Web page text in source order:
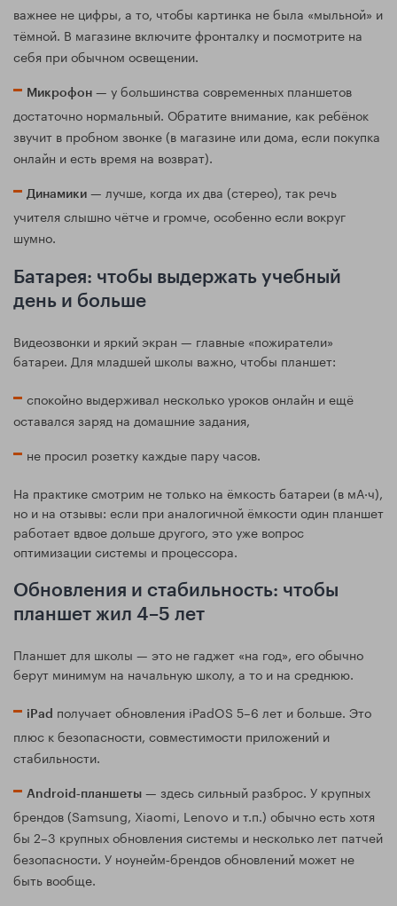
важнее не цифры, а то, чтобы картинка не была «мыльной» и
тёмной. В магазине включите фронталку и посмотрите на
себя при обычном освещении.
Микрофон — у большинства современных планшетов
достаточно нормальный. Обратите внимание, как ребёнок
звучит в пробном звонке (в магазине или дома, если покупка
онлайн и есть время на возврат).
Динамики — лучше, когда их два (стерео), так речь
учителя слышно чётче и громче, особенно если вокруг
шумно.
Батарея: чтобы выдержать учебный
день и больше
Видеозвонки и яркий экран — главные «пожиратели»
батареи. Для младшей школы важно, чтобы планшет:
спокойно выдерживал несколько уроков онлайн и ещё
оставался заряд на домашние задания,
не просил розетку каждые пару часов.
На практике смотрим не только на ёмкость батареи (в мА·ч),
но и на отзывы: если при аналогичной ёмкости один планшет
работает вдвое дольше другого, это уже вопрос
оптимизации системы и процессора.
Обновления и стабильность: чтобы
планшет жил 4–5 лет
Планшет для школы — это не гаджет «на год», его обычно
берут минимум на начальную школу, а то и на среднюю.
iPad получает обновления iPadOS 5–6 лет и больше. Это
плюс к безопасности, совместимости приложений и
стабильности.
Android‑планшеты — здесь сильный разброс. У крупных
брендов (Samsung, Xiaomi, Lenovo и т.п.) обычно есть хотя
бы 2–3 крупных обновления системы и несколько лет патчей
безопасности. У ноунейм‑брендов обновлений может не
быть вообще.